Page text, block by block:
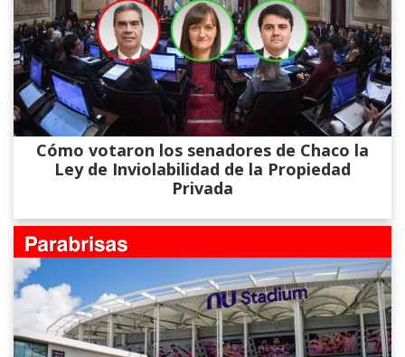
Cómo votaron los senadores de Chaco la
Ley de Inviolabilidad de la Propiedad
Privada